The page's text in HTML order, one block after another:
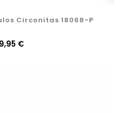
Circonitas 18068-P
€